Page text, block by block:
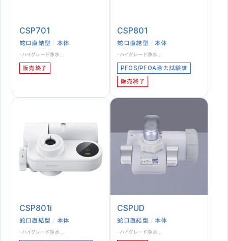
CSP701
蛇口直結型 本体
・ハイグレード浄水…
販売終了
CSP801
蛇口直結型 本体
・ハイグレード浄水…
PFOS/PFOA除去試験済
販売終了
CSP801i
蛇口直結型 本体
・ハイグレード浄水…
CSPUD
蛇口直結型 本体
・ハイグレード浄水…